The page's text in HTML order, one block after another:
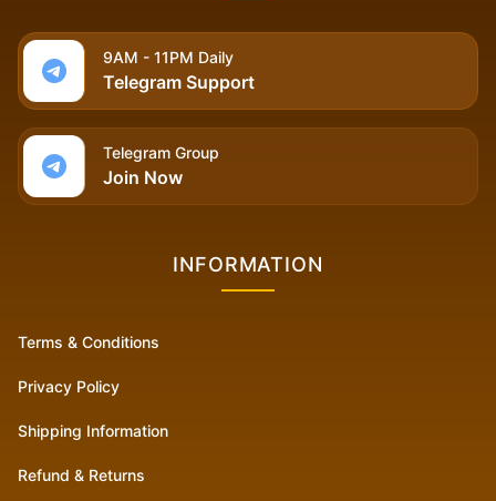
9AM - 11PM Daily
Telegram Support
Telegram Group
Join Now
INFORMATION
Terms & Conditions
Privacy Policy
Shipping Information
Refund & Returns